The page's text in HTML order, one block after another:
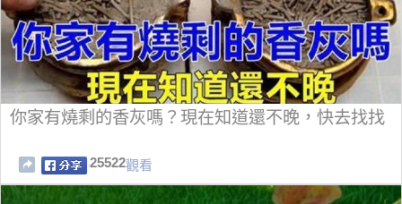
你家有燒剩的香灰嗎？現在知道還不晚，快去找找
25522觀看